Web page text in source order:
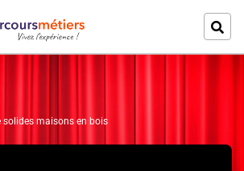
solides maisons en bois